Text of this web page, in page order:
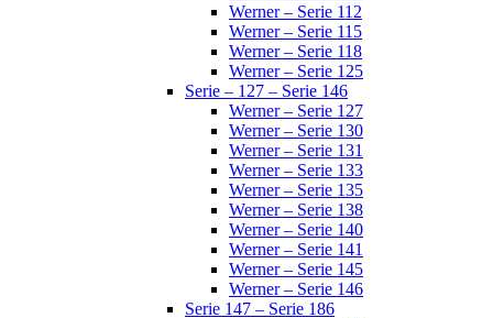
Werner – Serie 112
Werner – Serie 115
Werner – Serie 118
Werner – Serie 125
Serie – 127 – Serie 146
Werner – Serie 127
Werner – Serie 130
Werner – Serie 131
Werner – Serie 133
Werner – Serie 135
Werner – Serie 138
Werner – Serie 140
Werner – Serie 141
Werner – Serie 145
Werner – Serie 146
Serie 147 – Serie 186